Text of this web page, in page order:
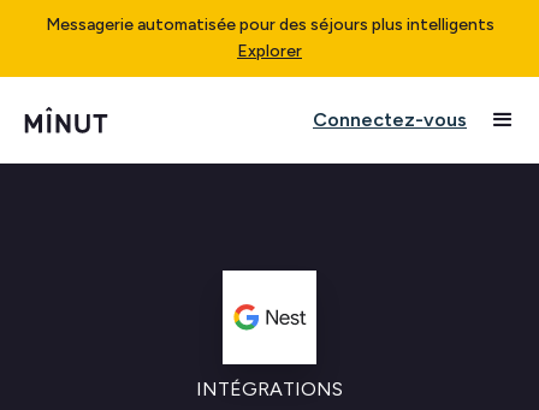
Messagerie automatisée pour des séjours plus intelligents
Explorer
Connectez-vous
INTÉGRATIONS